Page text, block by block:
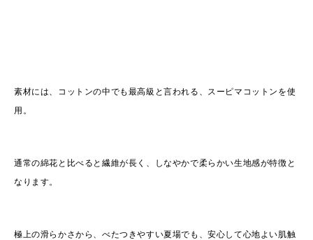
素材には、コットンの中でも最高級と言われる、スーピマコットンを使
用。
通常の綿花と比べると繊維が長く、しなやかで柔らかい生地感が特徴と
なります。
極上の滑らかさから、べたつきやすい夏場でも、安心して心地よい肌触